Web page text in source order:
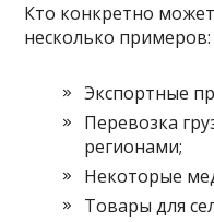
Кто конкретно
несколько примеров:
Экспортные
Перевозка
регионами;
Некоторые
Товары для